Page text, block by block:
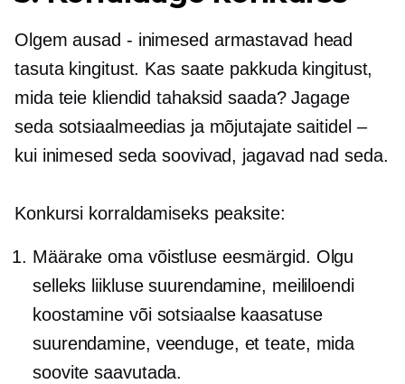
Olgem ausad - inimesed armastavad head
tasuta kingitust. Kas saate pakkuda kingitust,
mida teie kliendid tahaksid saada? Jagage
seda sotsiaalmeedias ja mõjutajate saitidel –
kui inimesed seda soovivad, jagavad nad seda.
Konkursi korraldamiseks peaksite:
Määrake oma võistluse eesmärgid. Olgu
selleks liikluse suurendamine, meililoendi
koostamine või sotsiaalse kaasatuse
suurendamine, veenduge, et teate, mida
soovite saavutada.